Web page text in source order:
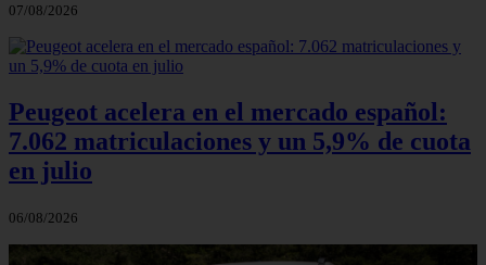
07/08/2026
Peugeot acelera en el mercado español:
7.062 matriculaciones y un 5,9% de cuota
en julio
06/08/2026